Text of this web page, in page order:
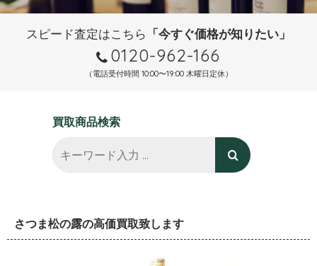
スピード査定はこちら 「今すぐ価格が知りたい」
0120-962-166
（電話受付時間 10:00〜19:00 木曜日定休）
買取商品検索
さつま松の露の高価買取致します